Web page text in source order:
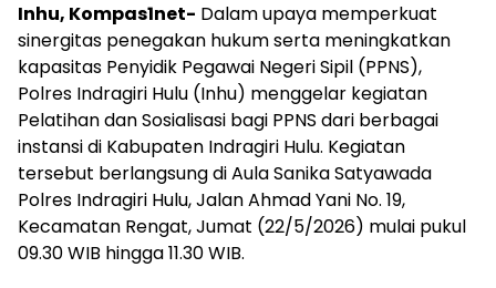
Inhu, Kompas1net- Dalam upaya memperkuat
sinergitas penegakan hukum serta meningkatkan
kapasitas Penyidik Pegawai Negeri Sipil (PPNS),
Polres Indragiri Hulu (Inhu) menggelar kegiatan
Pelatihan dan Sosialisasi bagi PPNS dari berbagai
instansi di Kabupaten Indragiri Hulu. Kegiatan
tersebut berlangsung di Aula Sanika Satyawada
Polres Indragiri Hulu, Jalan Ahmad Yani No. 19,
Kecamatan Rengat, Jumat (22/5/2026) mulai pukul
09.30 WIB hingga 11.30 WIB.